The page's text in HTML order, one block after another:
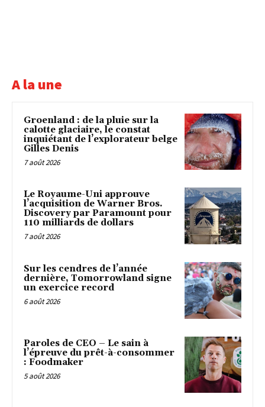
A la une
Groenland : de la pluie sur la
calotte glaciaire, le constat
inquiétant de l’explorateur belge
Gilles Denis
7 août 2026
Le Royaume-Uni approuve
l’acquisition de Warner Bros.
Discovery par Paramount pour
110 milliards de dollars
7 août 2026
Sur les cendres de l’année
dernière, Tomorrowland signe
un exercice record
6 août 2026
Paroles de CEO – Le sain à
l’épreuve du prêt-à-consommer
: Foodmaker
5 août 2026